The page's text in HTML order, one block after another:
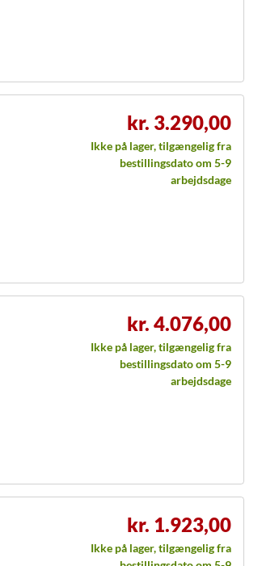
kr. 3.290,00
Ikke på lager, tilgængelig fra
bestillingsdato om 5-9
arbejdsdage
kr. 4.076,00
Ikke på lager, tilgængelig fra
bestillingsdato om 5-9
arbejdsdage
kr. 1.923,00
Ikke på lager, tilgængelig fra